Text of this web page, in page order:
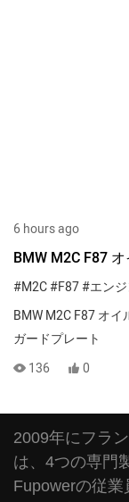
6 hours ago
BMW M2C F87
ンジンガードプ
#M2C#F87#エン
BMW M2C F87 オ
ガードプレート
136
0
2009年にフラ
は、4つの専門
Fupowerの従